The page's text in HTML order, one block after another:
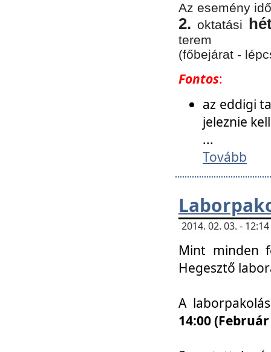
Az esemény
2. oktatási
terem
(főbejárat -
Fontos:
az eddigi
jeleznie
...
Tovább
2014. 02. 03. -
Mint minden
Hegesztő
A
14:00